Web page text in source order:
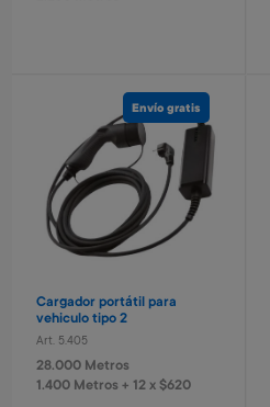
Set de protección infantil
Art. 2.265
5.700 Metros
1.140 Metros + 4 x $380
Envío gratis
Cargador portátil para
vehiculo tipo 2
Art. 5.405
28.000 Metros
1.400 Metros + 12 x $620